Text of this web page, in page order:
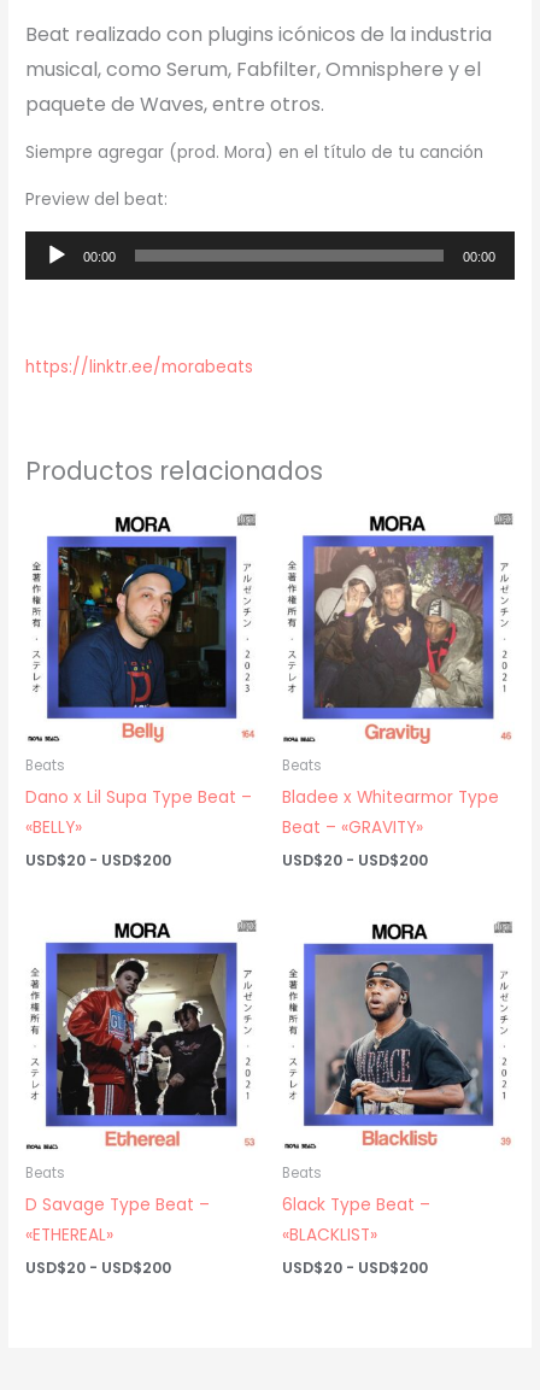
Beat realizado con plugins icónicos de la industria
musical, como Serum, Fabfilter, Omnisphere y el
paquete de Waves, entre otros.
Siempre agregar (prod. Mora) en el título de tu canción
Preview del beat:
Reproductor
de
00:00 00:00
https://linktr.ee/morabeats
Productos relacionados
Beats
Dano x Lil Supa Type Beat –
«BELLY»
USD$20 - USD$200Rango
USD$20
hasta
USD$200
Beats
Bladee x Whitearmor Type
Beat – «GRAVITY»
USD$20 - USD$200Rango
USD$20
hasta
Beats
D Savage Type Beat –
«ETHEREAL»
USD$20 - USD$200Rango
Beats
6lack Type Beat –
«BLACKLIST»
USD$20 - USD$200Rango